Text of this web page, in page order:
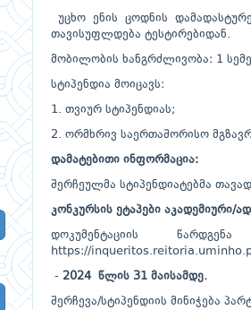
უცხო ენის ცოდნის
თავისუფლდება ტესტირებიდან.
მობილობის ხანგრძლივობა: 1
სტიპენდია მოიცავს:
1. თვიურ სტიპენდიას;
2. ორმხრივ საერთაშორისო
დამატებითი ინფორმაცია:
შერჩეულმა სტიპენდიატებმა
კონკურსის ეტაპები აკადემიური/
დოკუმენტაციის
https://
- 2024 წლის 31 მაისამდე.
შერჩევა/სტიპენდიის მინიჭება